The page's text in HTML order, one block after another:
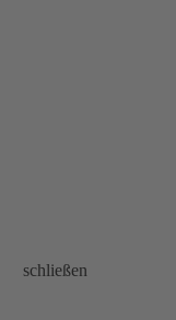
schließen